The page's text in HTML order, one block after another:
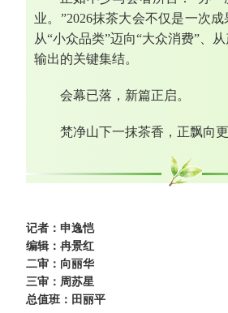
业。”2026抹茶大会不仅是一次
从“小众品类”迈向“大众消费”、
输出的关键集结。
会幕已落，新篇正启。
梵净山下一抹茶香，正飘向更
记者：申逸恺
编辑：冉景红
二审：向丽华
三审：周苏星
总值班：田丽平